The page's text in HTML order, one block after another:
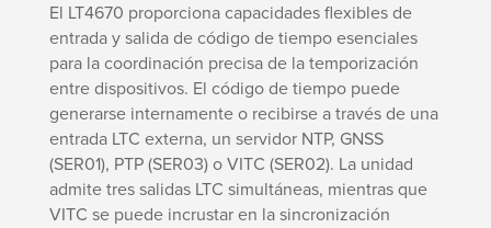
El LT4670 proporciona capacidades flexibles de
entrada y salida de código de tiempo esenciales
para la coordinación precisa de la temporización
entre dispositivos. El código de tiempo puede
generarse internamente o recibirse a través de una
entrada LTC externa, un servidor NTP, GNSS
(SER01), PTP (SER03) o VITC (SER02). La unidad
admite tres salidas LTC simultáneas, mientras que
VITC se puede incrustar en la sincronización